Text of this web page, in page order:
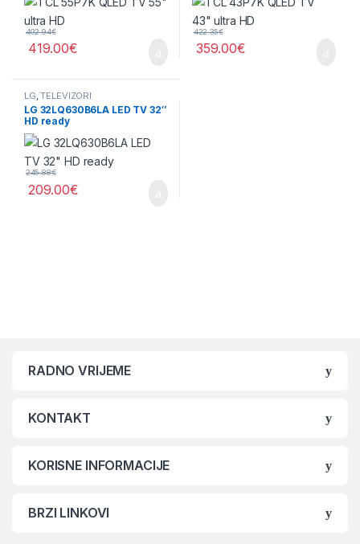
492.94€
419.00€
422.35€
359.00€
LG ,TELEVIZORI
LG 32LQ630B6LA LED TV 32″
HD ready
245.88€
209.00€
RADNO VRIJEME
KONTAKT
KORISNE INFORMACIJE
BRZI LINKOVI